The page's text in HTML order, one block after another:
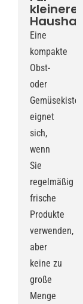
kleinere
Eine
kompakte
Obst-
oder
Gemüsekiste
eignet
sich,
wenn
Sie
regelmäßig
frische
Produkte
verwenden,
aber
keine zu
große
Menge